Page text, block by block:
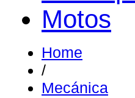
Motos
Home
/
Mecánica